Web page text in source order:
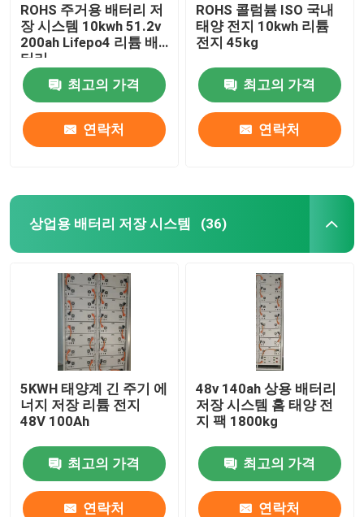
ROHS 주거용 배터리 저
장 시스템 10kwh 51.2v
200ah Lifepo4 리튬 배
터리
최고의 가격
연락처
ROHS 콜럼븀 ISO 국내
태양 전지 10kwh 리튬
전지 45kg
최고의 가격
연락처
상업용 배터리 저장 시스템 (36)
5KWH 태양계 긴 주기 에
너지 저장 리튬 전지
48V 100Ah
최고의 가격
연락처
48v 140ah 상용 배터리
저장 시스템 홈 태양 전
지 팩 1800kg
최고의 가격
연락처